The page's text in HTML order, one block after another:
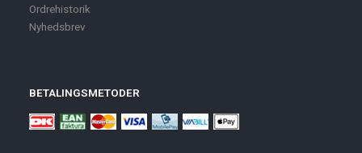
Ordrehistorik
Nyhedsbrev
BETALINGSMETODER